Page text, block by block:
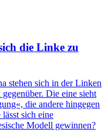
die Linke zu
stehen sich in der Linken
Die eine sieht
die andere hingegen
sich eine
Modell gewinnen?